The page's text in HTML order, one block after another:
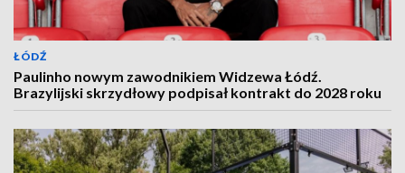
ŁÓDŹ
Paulinho nowym zawodnikiem Widzewa Łódź.
Brazylijski skrzydłowy podpisał kontrakt do 2028 roku